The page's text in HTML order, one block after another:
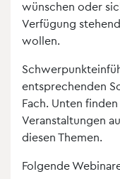
wünschen oder
Verfügung
wollen.
entsprechenden
Fach. Unten
Veranstaltungen
diesen Themen.
Folgende